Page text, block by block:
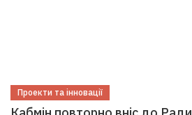
Проекти та інновації